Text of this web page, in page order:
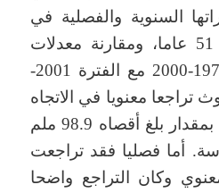
السنوية والفصلية في
البادية السورية خلال 51 عاما، ومقارنة معدلات
الهطل خلال الفترة 1970-2000 مع الفترة 2001-
تراجعا معنويا في الاتجاه
العام للأمطار السنوية بمقدار بلغ أقصاه 98.9 ملم
أما فصليا فقد تراجعت
وكان التراجع واضحا